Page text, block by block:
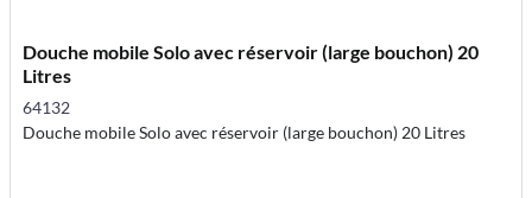
Douche mobile Solo avec réservoir (large bouchon) 20
Litres
64132
Douche mobile Solo avec réservoir (large bouchon) 20 Litres